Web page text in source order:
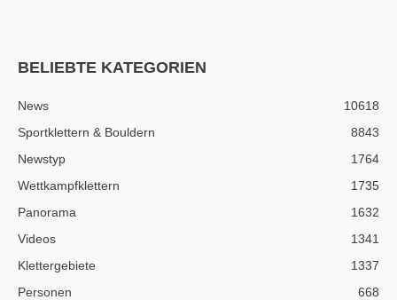
BELIEBTE KATEGORIEN
News
10618
Sportklettern & Bouldern
8843
Newstyp
1764
Wettkampfklettern
1735
Panorama
1632
Videos
1341
Klettergebiete
1337
Personen
668